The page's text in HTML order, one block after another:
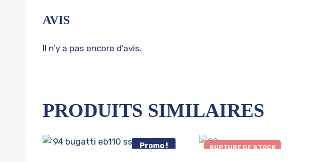
AVIS
Il n’y a pas encore d’avis.
PRODUITS SIMILAIRES
Promo ! RUPTURE DE STOCK